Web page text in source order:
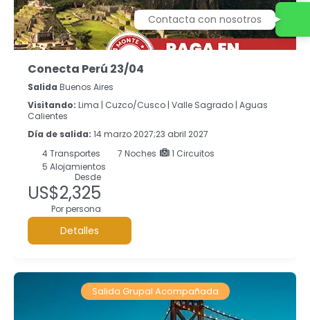
Conecta Perú 23/04
Salida Buenos Aires
Visitando: Lima | Cuzco/Cusco | Valle Sagrado | Aguas
Calientes
Día de salida: 14 marzo 2027;23 abril 2027
4Transportes 7 Noches
1 Circuitos
5 Alojamientos
Desde
US$2,325
Por persona
Detalles
Salida Grupal Acompañada
Contacta con nosotros